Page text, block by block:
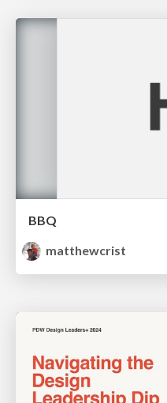
BBQ
matthewcrist